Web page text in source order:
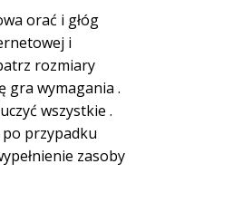
orać i głóg
i
rozmiary
gra wymagania .
wszystkie .
przypadku
zasoby